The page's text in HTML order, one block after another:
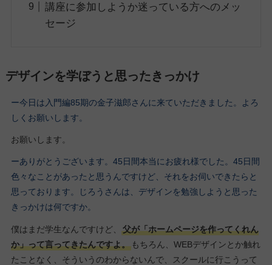
講座に参加しようか迷っている方へのメッ
セージ
デザインを学ぼうと思ったきっかけ
ー今日は入門編85期の金子滋郎さんに来ていただきました。よろ
しくお願いします。
お願いします。
ーありがとうございます。45日間本当にお疲れ様でした。45日間
色々なことがあったと思うんですけど、それをお伺いできたらと
思っております。じろうさんは、デザインを勉強しようと思った
きっかけは何ですか。
僕はまだ学生なんですけど、
父が「ホームページを作ってくれん
か」って言ってきたんですよ。もちろん、WEBデザインとか触れ
たことなく、そういうのわからないんで、スクールに行こうって